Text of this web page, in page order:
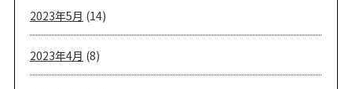
2023年5月 (14)
2023年4月 (8)